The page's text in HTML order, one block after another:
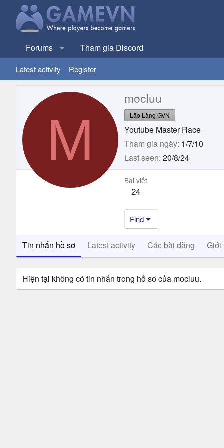
Forums Tham gia Discord
Latest activity Register
M
mocluu
Lão Làng GVN
Youtube Master Race
Tham gia ngày 1/7/10
Last seen 20/8/24
Bài viết
24
Find
Tin nhắn hồ sơ Latest activity Các bài đăng Giới
Hiện tại không có tin nhắn trong hồ sơ của mocluu.